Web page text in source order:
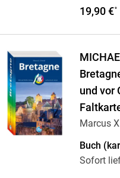
19,90 €*
und vor
Marcus
Buch
Sofort